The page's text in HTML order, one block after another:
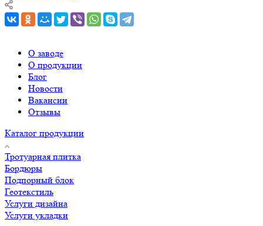
О заводе
О продукции
Блог
Новости
Вакансии
Отзывы
Каталог продукции
Тротуарная плитка
Бордюры
Подпорный блок
Геотекстиль
Услуги дизайна
Услуги укладки